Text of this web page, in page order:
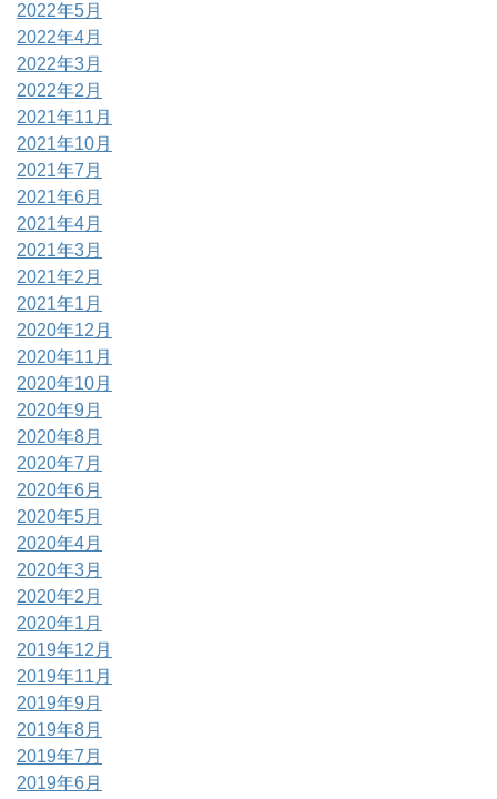
2022年5月
2022年4月
2022年3月
2022年2月
2021年11月
2021年10月
2021年7月
2021年6月
2021年4月
2021年3月
2021年2月
2021年1月
2020年12月
2020年11月
2020年10月
2020年9月
2020年8月
2020年7月
2020年6月
2020年5月
2020年4月
2020年3月
2020年2月
2020年1月
2019年12月
2019年11月
2019年9月
2019年8月
2019年7月
2019年6月